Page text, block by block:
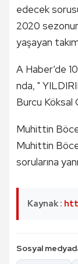
edecek
2020
yaşayan
A Haber’de
nda, "
Burcu Köksal
Muhittin
Muhittin
sorularına
Kaynak :
Sosyal